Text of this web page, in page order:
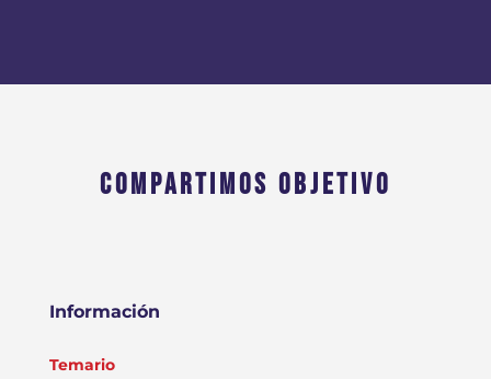
COMPARTIMOS OBJETIVO
Información
Temario